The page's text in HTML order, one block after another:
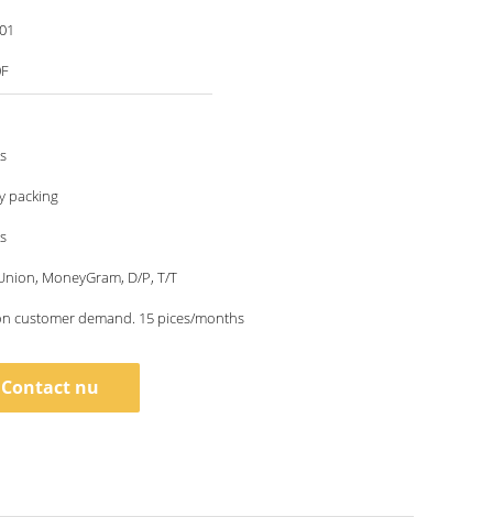
packing
MoneyGram, D/P, T/T
customer demand. 15 pices/months
Contact nu